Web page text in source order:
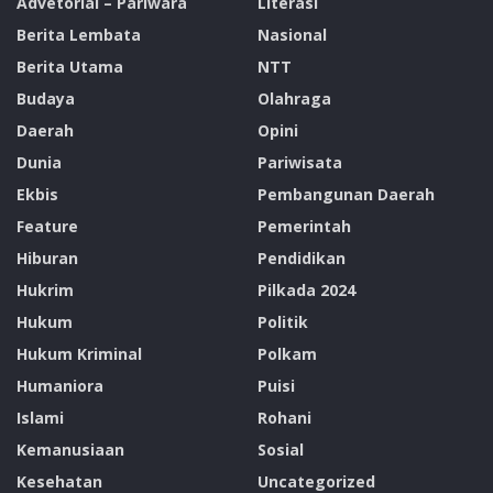
“Kami dari Yayasan Anton Enga melakukan hal ini
sebagai bentuk dukungan terhadap Polri,” kata Bernad
Lanjutnya, dan tentunya momentum ini sejalan dengan
Lembata Hira Sejahtera (BATARA), Daemeter dan BRIN
beberapa waktu lalu.
Berita Lembata
Berita Utama
Budaya
Daerah
Dunia
Ekbis
Feature
Hiburan
Hukrim
Hukum
Hukum Kriminal
Humaniora
Islami
Kemanusiaan
Kesehatan
Nasional
NTT
Olahraga
Opini
Pariwisata
Pembangunan Daerah
Pemerintah
Pendidikan
Pilkada 2024
Politik
Polkam
Puisi
Rohani
Sosial
Uncategorized